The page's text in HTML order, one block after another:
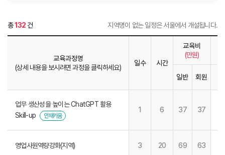
총132 건 지역명이 없는 일정은 서울에서 개설됩니다.
교육과정명
(상세 내용을 보시려면 과정을 클릭하세요)
일수 시간
교육비
(만원)
일반 회원
업무 생산성을 높이는 ChatGPT 활용
Skill-up
인재키움
1 6 37 37
영업사원역량강화(지역) 3 20 69 63